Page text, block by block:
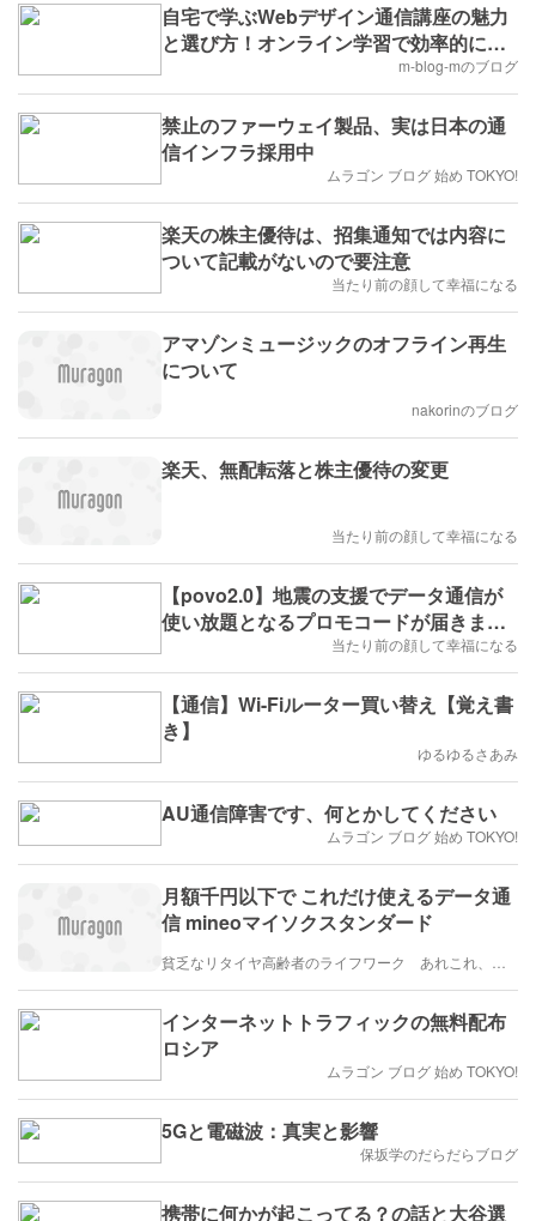
自宅で学ぶWebデザイン通信講座の魅力
と選び方！オンライン学習で効率的にス
m-blog-mのブログ
禁止のファーウェイ製品、実は日本の通
信インフラ採用中
ムラゴン ブログ 始め TOKYO!
楽天の株主優待は、招集通知では内容に
ついて記載がないので要注意
当たり前の顔して幸福になる
アマゾンミュージックのオフライン再生
について
nakorinのブログ
楽天、無配転落と株主優待の変更
当たり前の顔して幸福になる
【povo2.0】地震の支援でデータ通信が
使い放題となるプロモコードが届きまし
当たり前の顔して幸福になる
【通信】Wi-Fiルーター買い替え【覚え書
き】
ゆるゆるさあみ
AU通信障害です、何とかしてください
ムラゴン ブログ 始め TOKYO!
月額千円以下で これだけ使えるデータ通
信 mineoマイソクスタンダード
インターネットトラフィックの無料配布
ロシア
ムラゴン ブログ 始め TOKYO!
5Gと電磁波：真実と影響
保坂学のだらだらブログ
携帯に何かが起こってる？の話と大谷選